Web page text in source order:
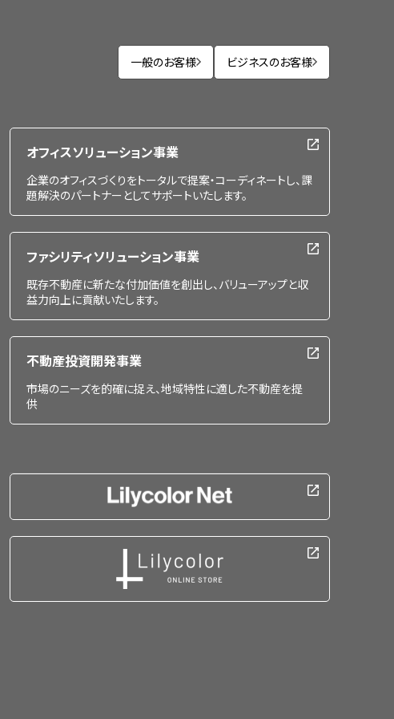
一般のお客様 ビジネスのお客様
オフィスソリューション事業
企業のオフィスづくりをトータルで提案・コーディネートし、課
題解決のパートナーとしてサポートいたします。
ファシリティソリューション事業
既存不動産に新たな付加価値を創出し、バリューアップと収
益力向上に貢献いたします。
不動産投資開発事業
市場のニーズを的確に捉え、地域特性に適した不動産を提
供